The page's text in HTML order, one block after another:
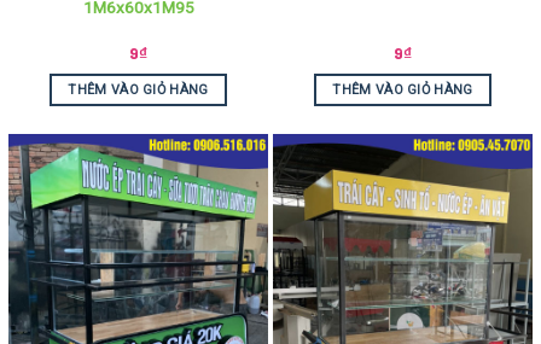
1M6x60x1M95
9₫
THÊM VÀO GIỎ HÀNG
9₫
THÊM VÀO GIỎ HÀNG